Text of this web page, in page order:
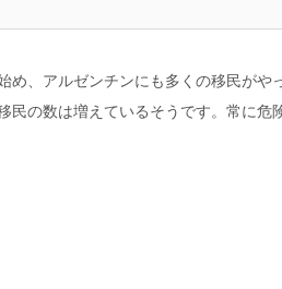
め、アルゼンチンにも多くの移民が
民の数は増えているそうです。常に